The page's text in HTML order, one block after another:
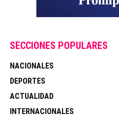
SECCIONES POPULARES
NACIONALES
DEPORTES
ACTUALIDAD
INTERNACIONALES